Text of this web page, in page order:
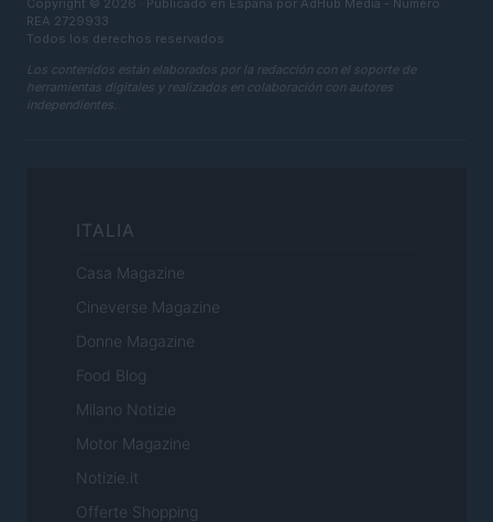
REA 2729933
Todos los derechos reservados
Los contenidos están elaborados por la redacción con el soporte de
herramientas digitales y realizados en colaboración con autores
independientes.
ITALIA
Casa Magazine
Cineverse Magazine
Donne Magazine
Food Blog
Milano Notizie
Motor Magazine
Notizie.it
Offerte Shopping